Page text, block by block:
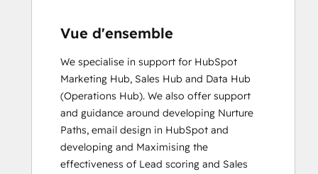
Vue d'ensemble
We specialise in support for HubSpot
Marketing Hub, Sales Hub and Data Hub
(Operations Hub). We also offer support
and guidance around developing Nurture
Paths, email design in HubSpot and
developing and Maximising the
effectiveness of Lead scoring and Sales